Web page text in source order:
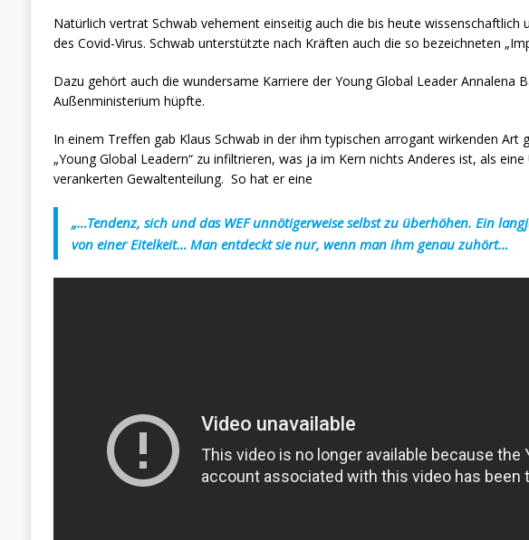
Natürlich vertrat Schwab vehement einseitig auch die bis heute wissenschaftlich
des Covid-Virus. Schwab unterstützte nach Kräften auch die so bezeichneten
Dazu gehört auch die wundersame Karriere der Young Global Leader Annalena
Außenministerium hüpfte.
In einem Treffen gab Klaus Schwab in der ihm typischen arrogant wirkenden Art
„Young Global Leadern“ zu infiltrieren, was ja im Kern nichts Anderes ist, als
verankerten Gewaltenteilung. So hat er eine
„…Tendenz, sich und das WEF unnötigerweise selbst zu überhöhen. Ein
von einer Eitelkeit… Man entdeckt sie nur, wenn man ihm genau zuhört…